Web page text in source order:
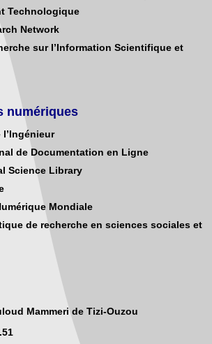
Technologique
Network
sur l’Information Scientifique et
numériques
de Documentation en Ligne
Science Library
Mondiale
de recherche en sciences sociales et
Mammeri de Tizi-Ouzou